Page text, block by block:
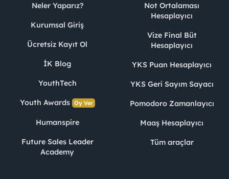
Neler Yaparız?
Kurumsal Giriş
Ücretsiz Kayıt Ol
İK Blog
YouthTech
Youth Awards Oy Ver
Humanspire
Future Sales Leader
Academy
Not Ortalaması
Hesaplayıcı
Vize Final Büt
Hesaplayıcı
YKS Puan Hesaplayıcı
YKS Geri Sayım Sayacı
Pomodoro Zamanlayıcı
Maaş Hesaplayıcı
Tüm araçlar